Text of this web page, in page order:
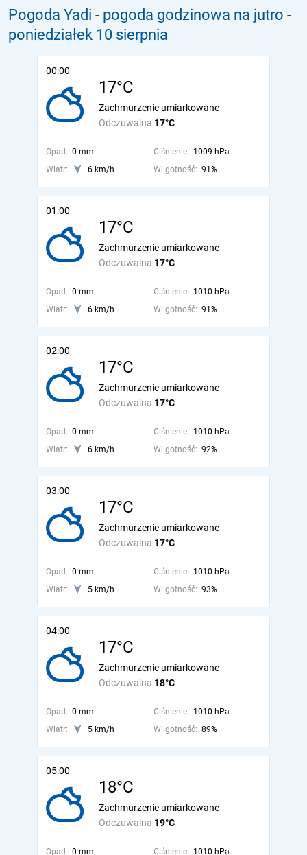
Pogoda Yadi - pogoda godzinowa na jutro -
poniedziałek 10 sierpnia
00:00
17°C
Odczuwalna 17°C
Zachmurzenie umiarkowane
Opad: 0 mm Ciśnienie: 1009 hPa
Wiatr:
6 km/h Wilgotność: 91%
01:00
17°C
Odczuwalna 17°C
Zachmurzenie umiarkowane
Opad: 0 mm Ciśnienie: 1010 hPa
Wiatr:
6 km/h Wilgotność: 91%
02:00
17°C
Odczuwalna 17°C
Zachmurzenie umiarkowane
Opad: 0 mm Ciśnienie: 1010 hPa
Wiatr:
6 km/h Wilgotność: 92%
03:00
17°C
Odczuwalna 17°C
Zachmurzenie umiarkowane
Opad: 0 mm Ciśnienie: 1010 hPa
Wiatr:
5 km/h Wilgotność: 93%
04:00
17°C
Odczuwalna 18°C
Zachmurzenie umiarkowane
Opad: 0 mm Ciśnienie: 1010 hPa
Wiatr:
5 km/h Wilgotność: 89%
05:00
18°C
Odczuwalna 19°C
Zachmurzenie umiarkowane
Opad: 0 mm Ciśnienie: 1010 hPa